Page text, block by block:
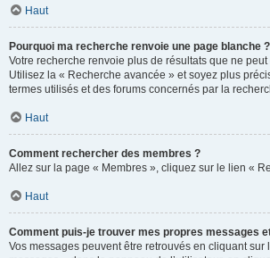
Haut
Pourquoi ma recherche renvoie une page blanche
Votre recherche renvoie plus de résultats que ne
Utilisez la « Recherche avancée » et soyez plus
termes utilisés et des forums concernés par la
Haut
Comment rechercher des membres ?
Allez sur la page « Membres », cliquez sur le lien «
Haut
Comment puis-je trouver mes propres messages
Vos messages peuvent être retrouvés en cliquant sur